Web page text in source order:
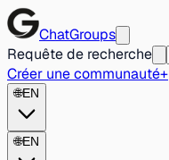
ChatGroups
Requête de recherche
Créer une communauté+
🌐EN
🌐EN